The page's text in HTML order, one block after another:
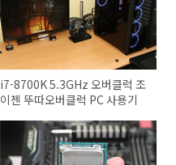
i7-8700K 5.3GHz 오버클럭 조
이젠 뚜따오버클럭 PC 사용기